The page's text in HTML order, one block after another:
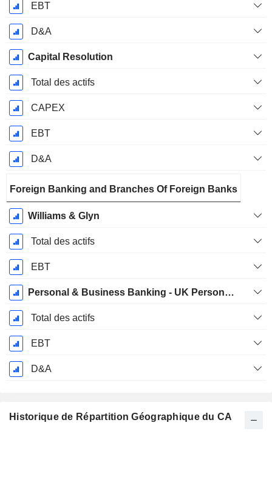
EBT
D&A
Capital Resolution
Total des actifs
CAPEX
EBT
D&A
Foreign Banking and Branches Of Foreign Banks
Williams & Glyn
Total des actifs
EBT
Personal & Business Banking - UK Personal & Business Banking
Total des actifs
EBT
D&A
Historique de Répartition Géographique du CA